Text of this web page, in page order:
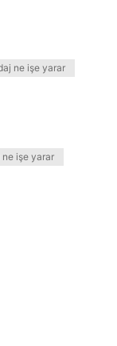
ne işe yarar
ne işe yarar